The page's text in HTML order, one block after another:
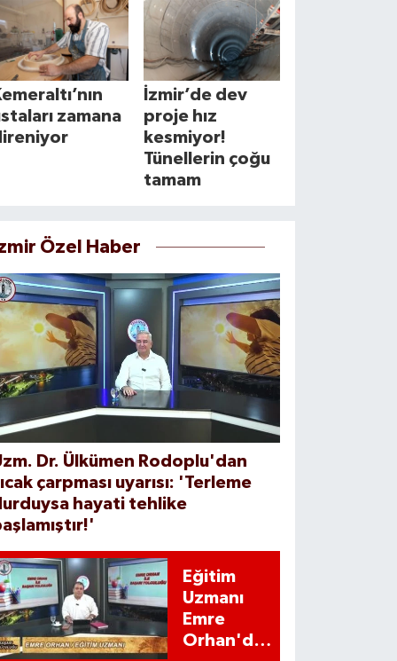
zamana
İzmir’de dev
proje hız
kesmiyor!
Tünellerin çoğu
tamam
Özel Haber
Dr. Ülkümen Rodoplu'dan
çarpması uyarısı: 'Terleme
hayati tehlike
Eğitim
Uzmanı
Emre
Orhan'dan